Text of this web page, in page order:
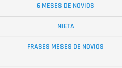
6 MESES DE NOVIOS
NIETA
FRASES MESES DE NOVIOS